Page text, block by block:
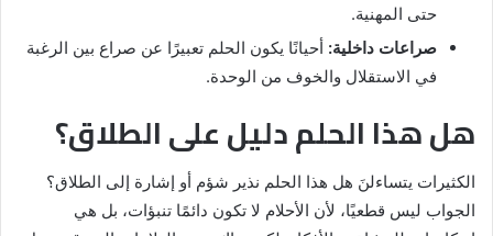
حتى المهنية.
صراعات داخلية: أحيانًا يكون الحلم تعبيرًا عن صراع بين الرغبة
في الاستقلال والخوف من الوحدة.
هل هذا الحلم دليل على الطلاق؟
الكثيرات يتساءلنَ هل هذا الحلم نذير شؤم أو إشارة إلى الطلاق؟
الجواب ليس قطعيًا، لأن الأحلام لا تكون دائمًا تنبؤات، بل هي